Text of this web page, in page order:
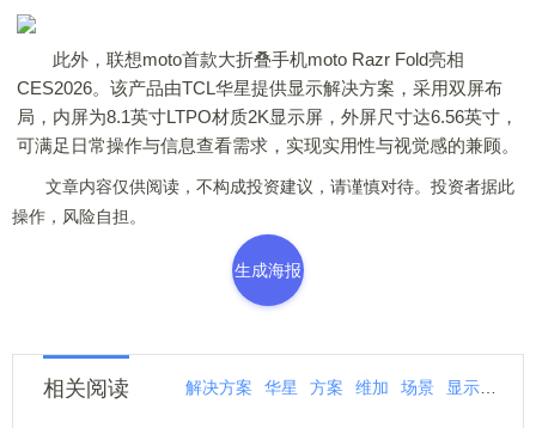
此外，联想moto首款大折叠手机moto Razr Fold亮相
CES2026。该产品由TCL华星提供显示解决方案，采用双屏布
局，内屏为8.1英寸LTPO材质2K显示屏，外屏尺寸达6.56英寸，
可满足日常操作与信息查看需求，实现实用性与视觉感的兼顾。
文章内容仅供阅读，不构成投资建议，请谨慎对待。投资者据此
操作，风险自担。
生成海报
相关阅读 解决方案 华星 方案 维加 场景 显示